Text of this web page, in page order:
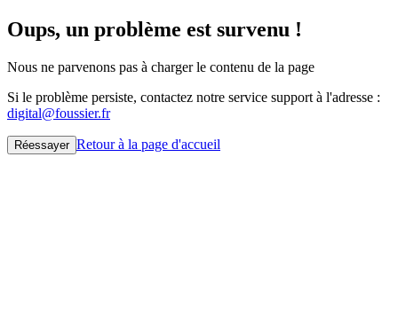
Oups, un problème est survenu !
Nous ne parvenons pas à charger le contenu de la page
Si le problème persiste, contactez notre service support à l'adresse :
digital@foussier.fr
Réessayer Retour à la page d'accueil